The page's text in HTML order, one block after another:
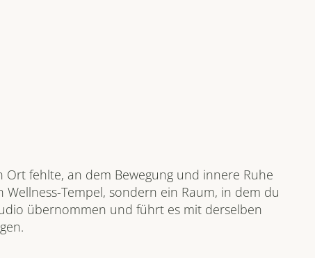
fehlte, an dem Bewegung und innere Ruhe
Tempel, sondern ein Raum, in dem du
übernommen und führt es mit derselben